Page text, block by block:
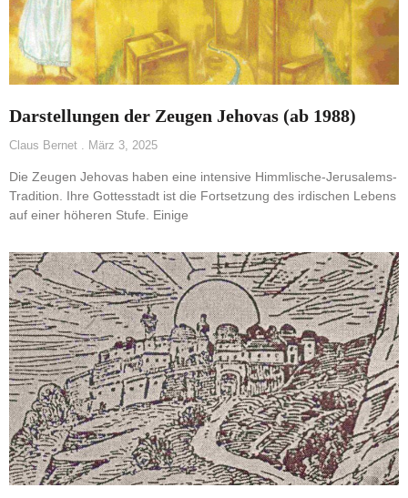
Darstellungen der Zeugen Jehovas (ab 1988)
Claus Bernet März 3, 2025
Die Zeugen Jehovas haben eine intensive Himmlische-Jerusalems-
Tradition. Ihre Gottesstadt ist die Fortsetzung des irdischen Lebens
auf einer höheren Stufe. Einige